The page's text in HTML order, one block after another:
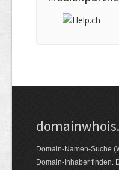
Domain-Namen-Suche
Domain-Inhaber finden.